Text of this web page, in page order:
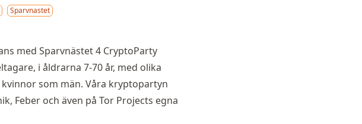
Sparvnastet
med Sparvnästet 4 CryptoParty
i åldrarna 7-70 år, med olika
som män. Våra kryptopartyn
, Feber och även på Tor Projects egna